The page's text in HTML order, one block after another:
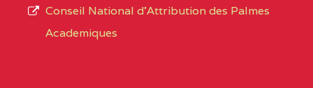
CENTRE
COLLEGE PRIVE
d’éducation
de
Conseil National d'Attribution des Palmes
Academiques